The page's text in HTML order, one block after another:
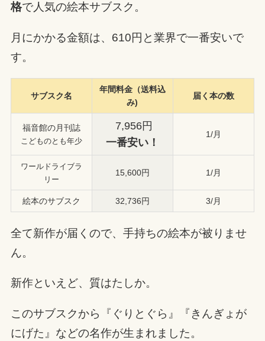
格で人気の絵本サブスク。
月にかかる金額は、610円と業界で一番安いで
す。
サブスク名
年間料金（送料込
み)
届く本の数
福音館の月刊誌
こどものとも年少
7,956円
一番安い！
1/月
ワールドライブラ
リー
15,600円 1/月
絵本のサブスク 32,736円 3/月
全て新作が届くので、手持ちの絵本が被りませ
ん。
新作といえど、質はたしか。
このサブスクから『ぐりとぐら』『きんぎょが
にげた』などの名作が生まれました。